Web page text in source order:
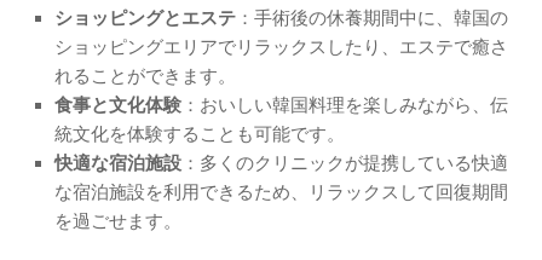
ショッピングとエステ ：手術後の休養期間中に、韓国の
ショッピングエリアでリラックスしたり、エステで癒さ
れることができます。
食事と文化体験 ：おいしい韓国料理を楽しみながら、伝
統文化を体験することも可能です。
快適な宿泊施設 ：多くのクリニックが提携している快適
な宿泊施設を利用できるため、リラックスして回復期間
を過ごせます。